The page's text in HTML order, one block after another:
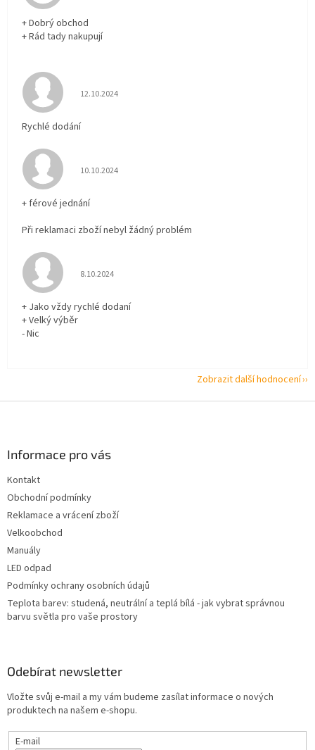
+ Dobrý obchod
+ Rád tady nakupují
Hodnocení obchodu je 5 z 5 hvězdiček.
12.10.2024
Rychlé dodání
Hodnocení obchodu je 5 z 5 hvězdiček.
10.10.2024
+ férové jednání
Při reklamaci zboží nebyl žádný problém
Hodnocení obchodu je 5 z 5 hvězdiček.
8.10.2024
+ Jako vždy rychlé dodaní
+ Velký výběr
- Nic
Zobrazit další hodnocení
Informace pro vás
Kontakt
Obchodní podmínky
Reklamace a vrácení zboží
Velkoobchod
Manuály
LED odpad
Podmínky ochrany osobních údajů
Teplota barev: studená, neutrální a teplá bílá - jak vybrat správnou
barvu světla pro vaše prostory
Odebírat newsletter
Vložte svůj e-mail a my vám budeme zasílat informace o nových
produktech na našem e-shopu.
E-mail